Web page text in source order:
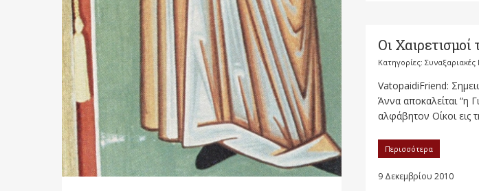
Οι Χαιρετισμοί
Κατηγορίες:
VatopaidiFriend:
Άννα αποκαλείται “η
αλφάβητον Οίκοι εις
Περισσότερα
9 Δεκεμβρίου 2010